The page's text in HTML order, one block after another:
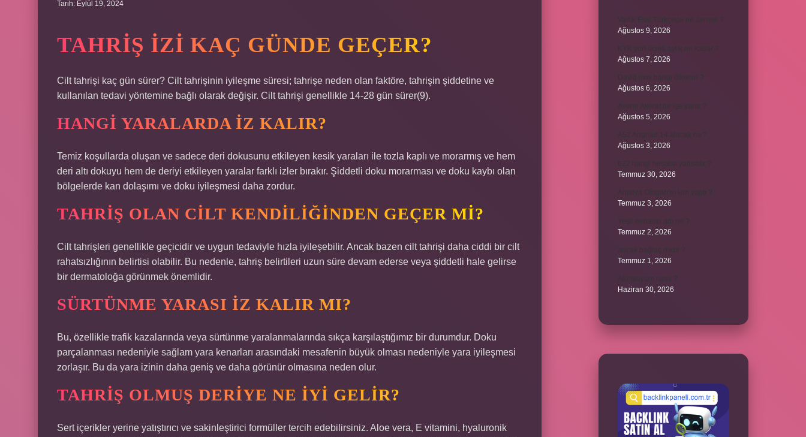
Tarih: Eylül 19, 2024
TAHRIŞ IZI KAÇ GÜNDE GEÇER?
Cilt tahrişi kaç gün sürer? Cilt tahrişinin iyileşme süresi; tahrişe neden olan faktöre, tahrişin şiddetine ve
kullanılan tedavi yöntemine bağlı olarak değişir. Cilt tahrişi genellikle 14-28 gün sürer(9).
HANGI YARALARDA IZ KALIR?
Temiz koşullarda oluşan ve sadece deri dokusunu etkileyen kesik yaraları ile tozla kaplı ve morarmış ve hem
deri altı dokuyu hem de deriyi etkileyen yaralar farklı izler bırakır. Şiddetli doku morarması ve doku kaybı olan
bölgelerde kan dolaşımı ve doku iyileşmesi daha zordur.
TAHRIŞ OLAN CILT KENDILIĞINDEN GEÇER MI?
Cilt tahrişleri genellikle geçicidir ve uygun tedaviyle hızla iyileşebilir. Ancak bazen cilt tahrişi daha ciddi bir cilt
rahatsızlığının belirtisi olabilir. Bu nedenle, tahriş belirtileri uzun süre devam ederse veya şiddetli hale gelirse
bir dermatoloğa görünmek önemlidir.
SÜRTÜNME YARASI IZ KALIR MI?
Bu, özellikle trafik kazalarında veya sürtünme yaralanmalarında sıkça karşılaştığımız bir durumdur. Doku
parçalanması nedeniyle sağlam yara kenarları arasındaki mesafenin büyük olması nedeniyle yara iyileşmesi
zorlaşır. Bu da yara izinin daha geniş ve daha görünür olmasına neden olur.
TAHRIŞ OLMUŞ DERIYE NE IYI GELIR?
Sert içerikler yerine yatıştırıcı ve sakinleştirici formüller tercih edebilirsiniz. Aloe vera, E vitamini, hyaluronik
Varlık Eski Türkçede ne demek ?
Ağustos 9, 2026
KYK yurt ücreti aylık ne kadar ?
Ağustos 7, 2026
David ismi hangi ülkenin ?
Ağustos 6, 2026
Avene Akerat ne işe yarar ?
Ağustos 5, 2026
A52 Android 14 alacak mı ?
Ağustos 3, 2026
622 hangi hesaba yansıtılır ?
Temmuz 30, 2026
Antalya Otogarı’nı kim yaptı ?
Temmuz 3, 2026
Yeşil elmanın adı ne ?
Temmuz 2, 2026
ancak bağlaç mıdır ?
Temmuz 1, 2026
Alüminyum nasıl ?
Haziran 30, 2026